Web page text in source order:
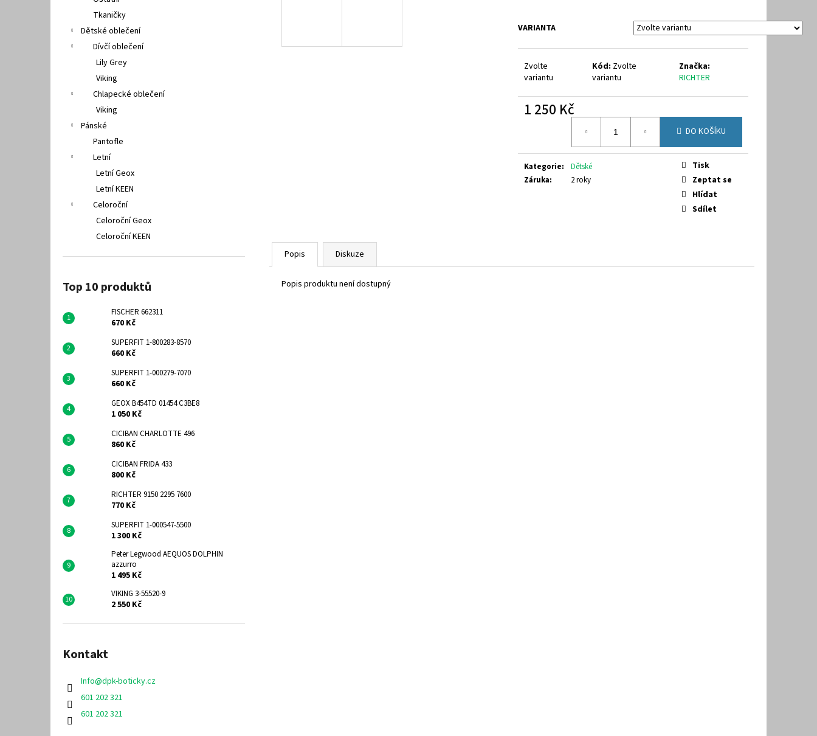
Tkaničky
Dětské oblečení
Dívčí oblečení
Lily Grey
Viking
Chlapecké oblečení
Viking
Pánské
Pantofle
Letní
Letní Geox
Letní KEEN
Celoroční
Celoroční Geox
Celoroční KEEN
Top 10 produktů
FISCHER 662311
670 Kč
SUPERFIT 1-800283-8570
660 Kč
SUPERFIT 1-000279-7070
660 Kč
GEOX B454TD 01454 C3BE8
1 050 Kč
CICIBAN CHARLOTTE 496
860 Kč
CICIBAN FRIDA 433
800 Kč
RICHTER 9150 2295 7600
770 Kč
SUPERFIT 1-000547-5500
1 300 Kč
Peter Legwood AEQUOS DOLPHIN
azzurro
1 495 Kč
VIKING 3-55520-9
2 550 Kč
Kontakt
Info@dpk-boticky.cz
601 202 321
601 202 321
VARIANTA
Zvolte
variantu
Kód: Zvolte
variantu
Značka:
RICHTER
1 250 Kč
DO KOŠÍKU
Kategorie:
Dětské
Záruka: 2 roky
Tisk
Zeptat se
Hlídat
Sdílet
Popis Diskuze
Popis produktu není dostupný
670 Kč